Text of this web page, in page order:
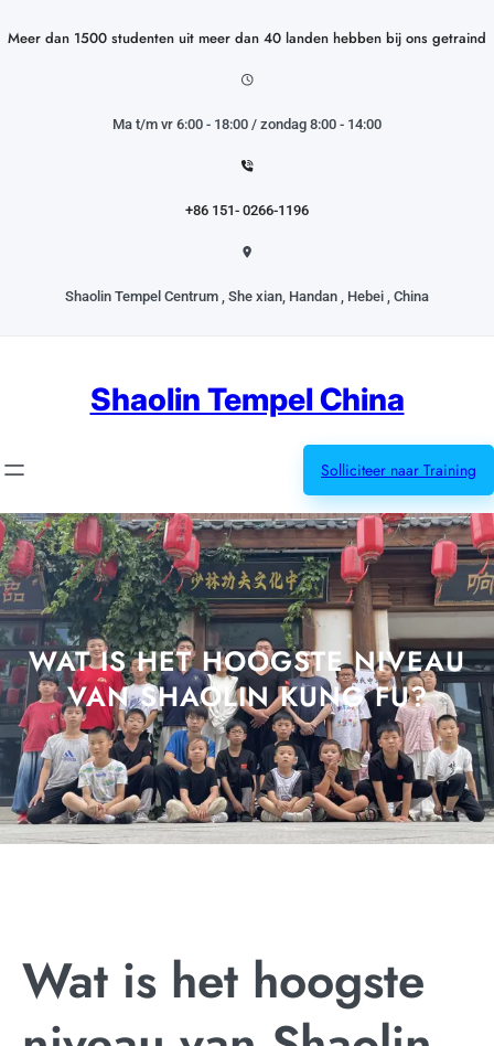
naar
Meer dan 1500 studenten uit meer dan 40 landen hebben bij ons getraind
Ma t/m vr 6:00 - 18:00 / zondag 8:00 - 14:00
+86 151- 0266-1196
Shaolin Tempel Centrum , She xian, Handan , Hebei , China
Shaolin Tempel China
Solliciteer naar Training
WAT IS HET HOOGSTE NIVEAU
VAN SHAOLIN KUNG FU?
Wat is het hoogste